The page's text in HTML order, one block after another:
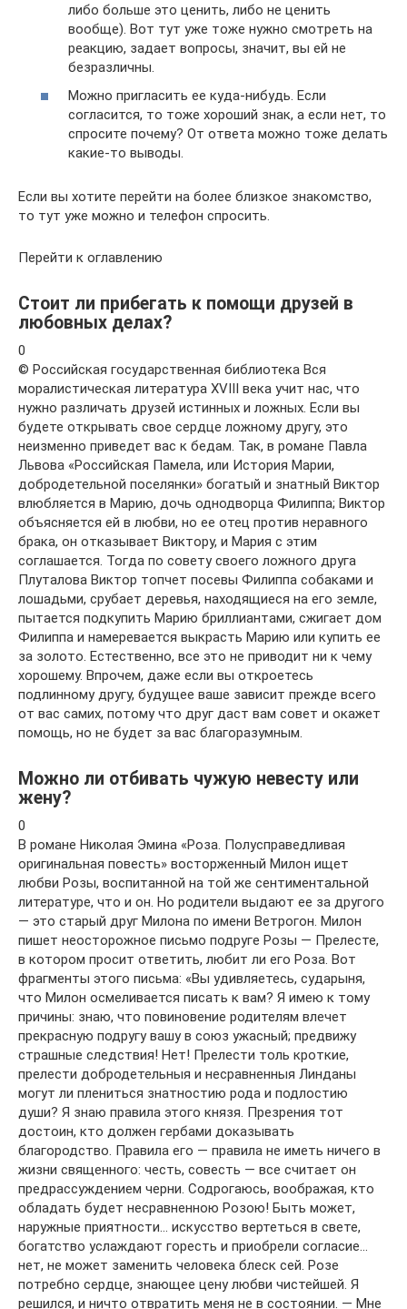
либо больше это ценить, либо не ценить
вообще). Вот тут уже тоже нужно смотреть на
реакцию, задает вопросы, значит, вы ей не
безразличны.
Можно пригласить ее куда-нибудь. Если
согласится, то тоже хороший знак, а если нет, то
спросите почему? От ответа можно тоже делать
какие-то выводы.
Если вы хотите перейти на более близкое знакомство,
то тут уже можно и телефон спросить.
Перейти к оглавлению
Стоит ли прибегать к помощи друзей в
любовных делах?
0
© Российская государственная библиотека Вся
моралистическая литература XVIII века учит нас, что
нужно различать друзей истинных и ложных. Если вы
будете открывать свое сердце ложному другу, это
неизменно приведет вас к бедам. Так, в романе Павла
Львова «Российская Памела, или История Марии,
добродетельной поселянки» богатый и знатный Виктор
влюбляется в Марию, дочь однодворца Филиппа; Виктор
объясняется ей в любви, но ее отец против неравного
брака, он отказывает Виктору, и Мария с этим
соглашается. Тогда по совету своего ложного друга
Плуталова Виктор топчет посевы Филиппа собаками и
лошадьми, срубает деревья, находящиеся на его земле,
пытается подкупить Марию бриллиантами, сжигает дом
Филиппа и намеревается выкрасть Марию или купить ее
за золото. Естественно, все это не приводит ни к чему
хорошему. Впрочем, даже если вы откроетесь
подлинному другу, будущее ваше зависит прежде всего
от вас самих, потому что друг даст вам совет и окажет
помощь, но не будет за вас благоразумным.
Можно ли отбивать чужую невесту или
жену?
0
В романе Николая Эмина «Роза. Полусправедливая
оригинальная повесть» восторженный Милон ищет
любви Розы, воспитанной на той же сентимен­тальной
литературе, что и он. Но родители выдают ее за другого
— это старый друг Милона по имени Ветрогон. Милон
пишет неосторожное письмо подруге Розы — Прелесте,
в котором просит ответить, любит ли его Роза. Вот
фрагменты этого письма: «Вы удивляетесь, сударыня,
что Милон осмеливается писать к вам? Я имею к тому
причины: знаю, что повиновение родителям влечет
прекрасную подругу вашу в союз ужасный; предвижу
страшные следствия! Нет! Прелести толь кроткие,
прелести добродетельныя и несравненныя Линданы
могут ли плениться знатностию рода и подлостию
души? Я знаю правила этого князя. Презрения тот
достоин, кто должен гербами доказывать
благородство. Правила его — правила не иметь ничего в
жизни священного: честь, совесть — все считает он
предрассуждением черни. Содрогаюсь, воображая, кто
обладать будет несравненною Розою! Быть может,
наружные приятности… искусство вертеться в свете,
богатство услаждают горесть и приобрели согласие…
нет, не может заменить человека блеск сей. Розе
потребно сердце, знающее цену любви чистейшей. Я
решился, и ничто отвратить меня не в состоянии. — Мне